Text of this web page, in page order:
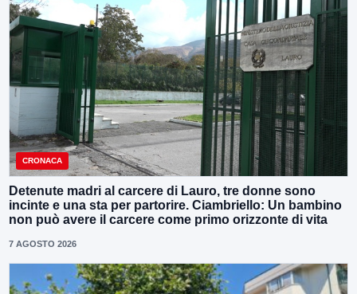
CRONACA
Detenute madri al carcere di Lauro, tre donne sono
incinte e una sta per partorire. Ciambriello: Un bambino
non può avere il carcere come primo orizzonte di vita
7 AGOSTO 2026